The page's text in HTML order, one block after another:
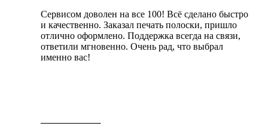
Сервисом доволен на все 100! Всё сделано быстро
и качественно. Заказал печать полоски, пришло
отлично оформлено. Поддержка всегда на связи,
ответили мгновенно. Очень рад, что выбрал
именно вас!